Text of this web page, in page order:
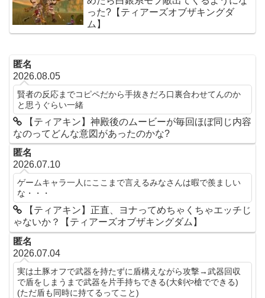
った?【ティアーズオブザキングダ
ム】
匿名
2026.08.05
賢者の反応までコピペだから手抜きだろ口裏合わせてんのか
と思うぐらい一緒
【ティアキン】神殿後のムービーが毎回ほぼ同じ内容
なのってどんな意図があったのかな?
匿名
2026.07.10
ゲームキャラ一人にここまで言えるみなさんは暇で羨ましい
な・・・
【ティアキン】正直、ヨナってめちゃくちゃエッチじ
ゃないか？【ティアーズオブザキングダム】
匿名
2026.07.04
実は土豚オフで武器を持たずに盾構えながら攻撃→武器回収
で盾をしまうまで武器を片手持ちできる(大剣や槍でできる)
(ただ盾も同時に持てるってこと)